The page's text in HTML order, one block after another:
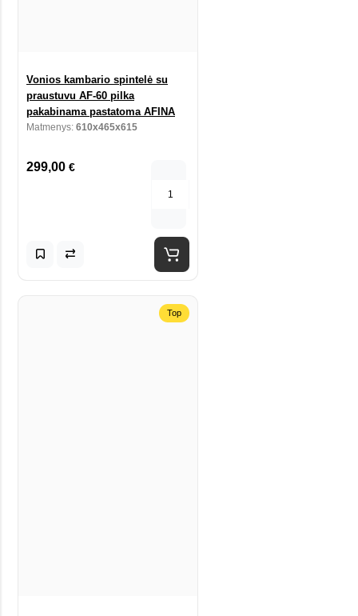
Vonios kambario spintelė su
praustuvu AF-60 pilka
pakabinama pastatoma AFINA
Matmenys: 610x465x615
299,00 €
Top